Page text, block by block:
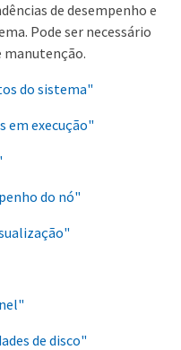
de desempenho e
Pode ser necessário
manutenção.
do sistema"
em execução"
do nó"
de disco"